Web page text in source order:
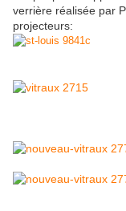
verrière réalisée par
projecteurs: